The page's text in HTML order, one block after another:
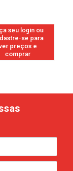
seu login ou
se para
preços e
comprar